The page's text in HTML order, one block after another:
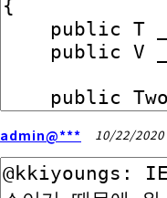
admin@*** 10/22/